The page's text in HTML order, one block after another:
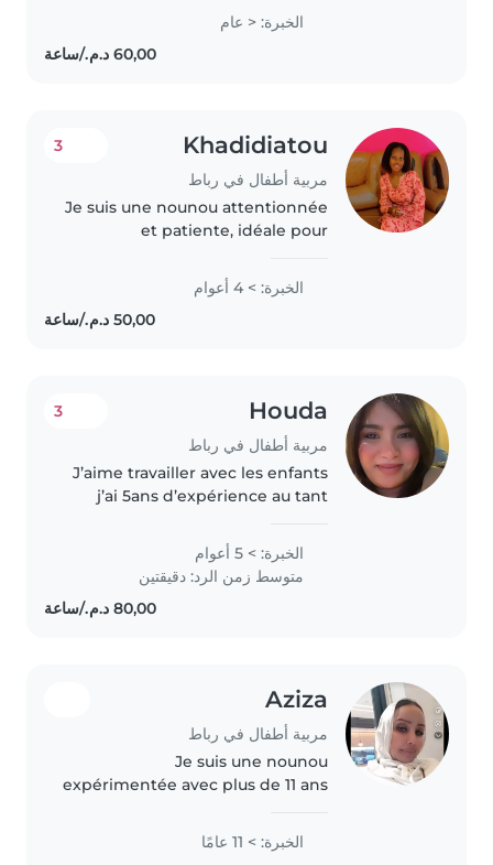
relationnelle et d'un sens aigu
des responsabilités. Passionnée
par l'univers de la petite
الخبرة: < عام
Khadidiatou
مربية أطفال في رباط
3
Je suis une nounou attentionnée
et patiente, idéale pour
parle couramment français et
anglais. J'aime dessiner, lire des
histoires, aider aux devoirs et..
الخبرة: > 4 أعوام
Houda
مربية أطفال في رباط
3
J’aime travailler avec les enfants
j’ai 5ans d’expérience au tant
passionnée avec une solide
expérience et une personnalité
qui se prête parfaitement..
الخبرة: > 5 أعوام
متوسط زمن الرد: دقيقتين
Aziza
مربية أطفال في رباط
Je suis une nounou
expérimentée avec plus de 11 ans
les enfants d'âge préscolaire, y
compris ceux avec des besoins
الخبرة: > 11 عامًا